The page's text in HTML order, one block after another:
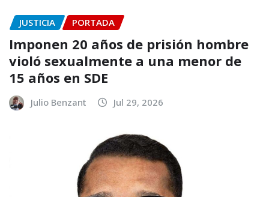
JUSTICIA PORTADA
Imponen 20 años de prisión hombre
violó sexualmente a una menor de
15 años en SDE
Julio Benzant Jul 29, 2026